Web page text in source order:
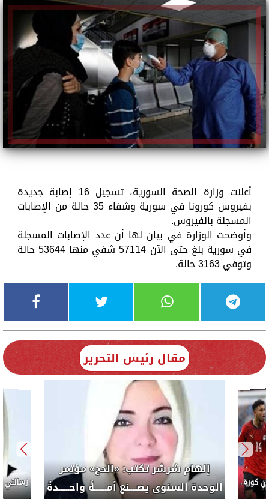
أعلنت وزارة الصحة السورية، تسجيل 16 إصابة جديدة
بفيروس كورونا في سورية وشفاء 35 حالة من الإصابات
المسجلة بالفيروس.
وأوضحت الوزارة في بيان لها أن عدد الإصابات المسجلة
في سورية بلغ حتى الآن 57114 شفي منها 53644 حالة
وتوفي 3163 حالة.
مقال رئيس التحرير
إلهام شرشر تكتب: «الحج» مؤتمر
الوحدة السنوى يصــــنع أمـــــــةً واحــــــدةً
كورة..